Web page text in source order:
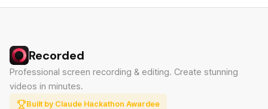
Recorded
Professional screen recording & editing. Create stunning
videos in minutes.
Built by Claude Hackathon Awardee